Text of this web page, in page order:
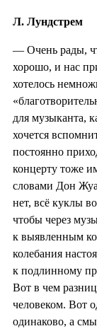
Л. Лундстрем
— Очень рады,
хорошо, и нас
хотелось
для музыканта,
хочется
постоянно
концерту тоже
словами Дон
нет, всё куклы
чтобы через
к выявленным
колебания
к подлинному
Вот в чем
человеком. Вот
одинаково, а